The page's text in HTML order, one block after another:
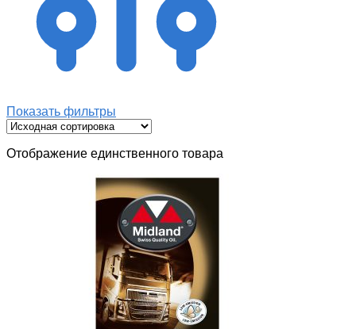
Показать фильтры
Отображение единственного товара